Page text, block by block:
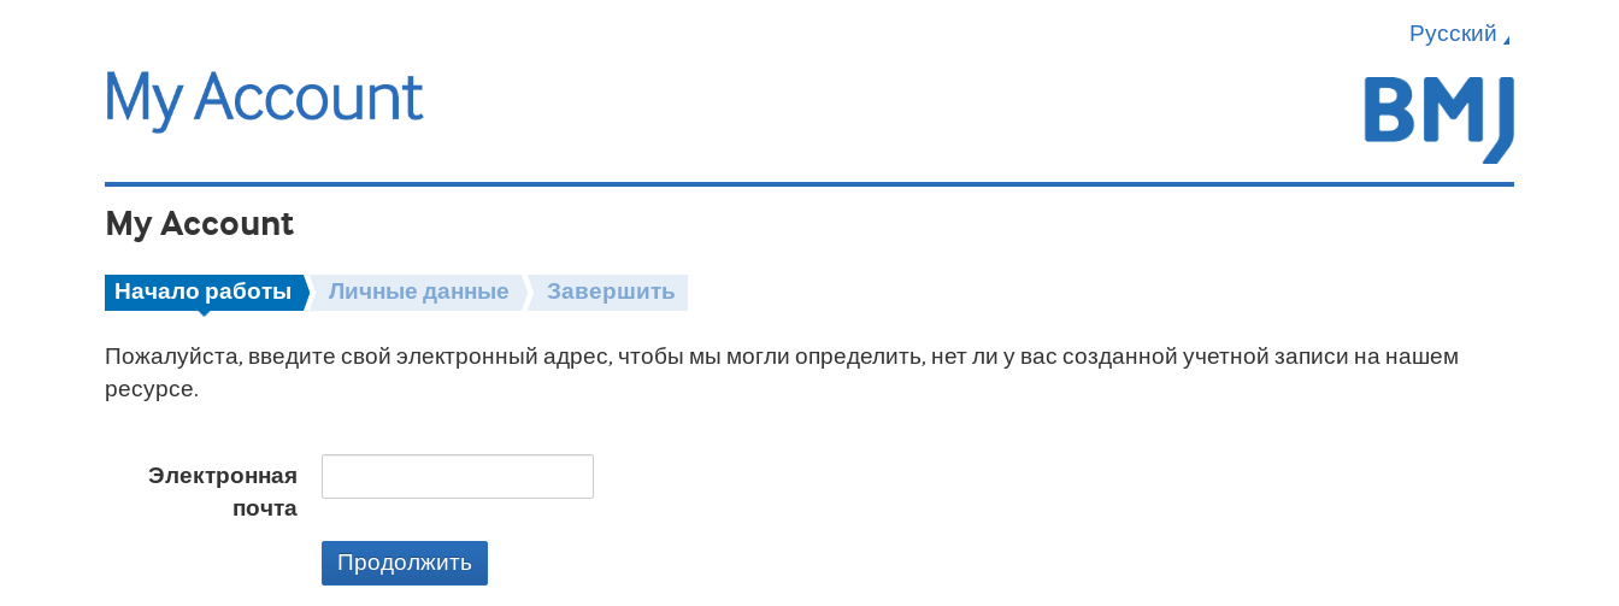
Русский
My Account
Начало работы Личные данные Завершить
Пожалуйста, введите свой электронный адрес, чтобы мы могли определить, нет ли у вас созданной учетной записи на нашем
ресурсе.
Электронная
почта
Продолжить